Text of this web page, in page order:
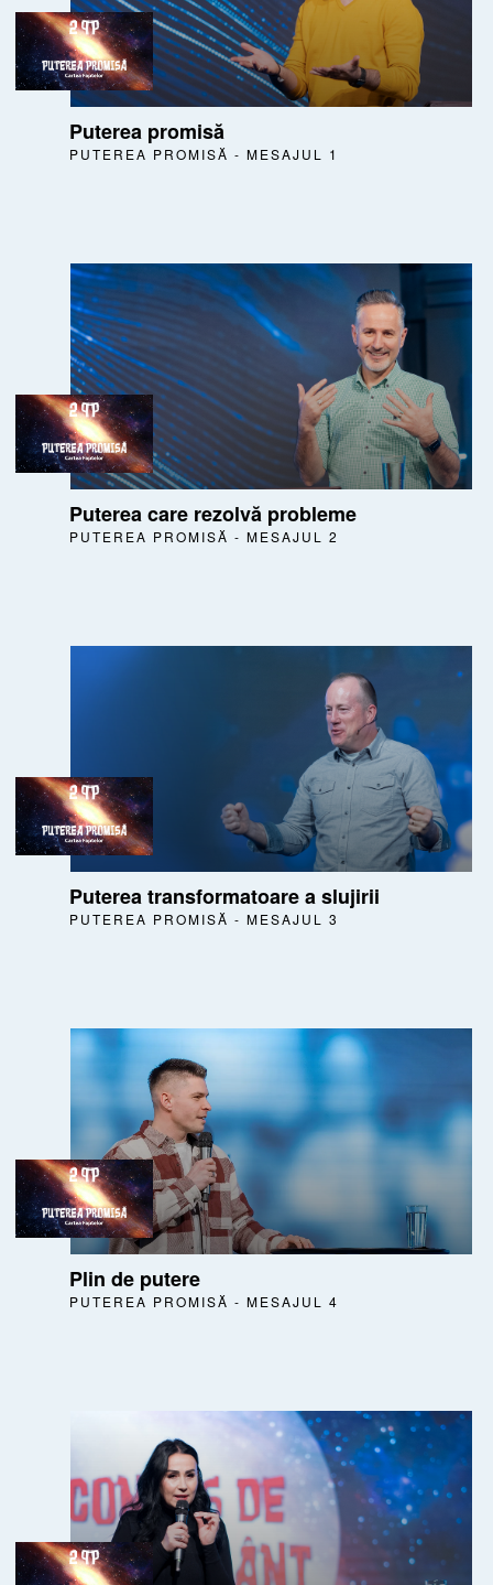
Puterea promisă
PUTEREA PROMISĂ - MESAJUL 1
Puterea care rezolvă probleme
PUTEREA PROMISĂ - MESAJUL 2
Puterea transformatoare a slujirii
PUTEREA PROMISĂ - MESAJUL 3
Plin de putere
PUTEREA PROMISĂ - MESAJUL 4